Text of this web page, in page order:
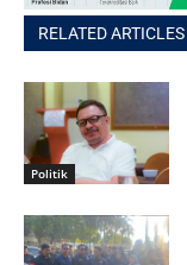
RELATED ARTICLES
Politik